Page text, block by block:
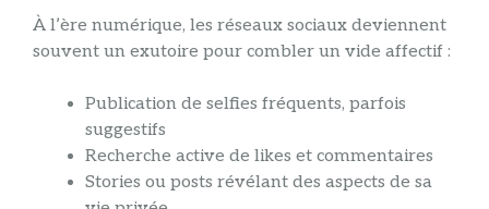
À l’ère numérique, les réseaux sociaux deviennent
souvent un exutoire pour combler un vide affectif :
Publication de selfies fréquents, parfois
suggestifs
Recherche active de likes et commentaires
Stories ou posts révélant des aspects de sa